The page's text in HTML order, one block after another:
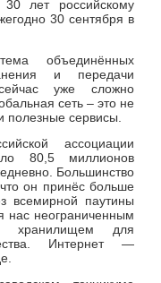
лет российскому
30 сентября в
объединённых
и передачи
уже сложно
сеть – это не
полезные сервисы.
ассоциации
80,5 миллионов
Большинство
он принёс больше
всемирной паутины
нас неограниченным
хранилищем для
Интернет —